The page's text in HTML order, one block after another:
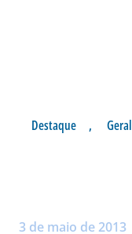
Destaque , Geral
3 de maio de 2013